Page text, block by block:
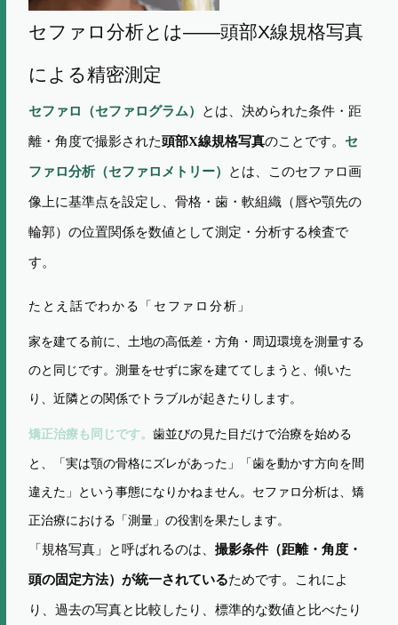
セファロ分析とは——頭部X線規格写真
による精密測定
セファロ（セファログラム）
とは、決められた条件・距
離・角度で撮影された頭部X線規格写真のことです。 セ
ファロ分析（セファロメトリー）
とは、このセファロ画
像上に基準点を設定し、骨格・歯・軟組織（唇や顎先の
輪郭）の位置関係を数値として測定・分析する検査で
す。
たとえ話でわかる「セファロ分析」
家を建てる前に、土地の高低差・方角・周辺環境を測量する
のと同じです。測量をせずに家を建ててしまうと、傾いた
り、近隣との関係でトラブルが起きたりします。
矯正治療も同じです。 歯並びの見た目だけで治療を始める
と、「実は顎の骨格にズレがあった」「歯を動かす方向を間
違えた」という事態になりかねません。セファロ分析は、矯
正治療における「測量」の役割を果たします。
「規格写真」と呼ばれるのは、 撮影条件（距離・角度・
頭の固定方法）が統一されているためです。これによ
り、過去の写真と比較したり、標準的な数値と比べたり